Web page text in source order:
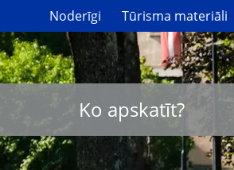
Noderīgi Tūrisma materiāli
Ko apskatīt?